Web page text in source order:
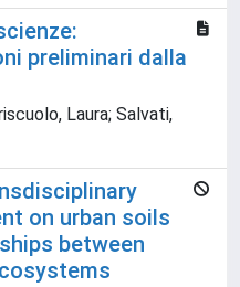
preliminari dalla
Laura; Salvati,
on urban soils
between